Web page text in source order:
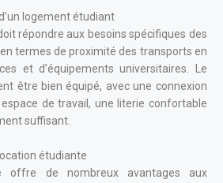
logement étudiant
répondre aux besoins spécifiques des
termes de proximité des transports en
et d’équipements universitaires. Le
être bien équipé, avec une connexion
de travail, une literie confortable
suffisant.
étudiante
offre de nombreux avantages aux